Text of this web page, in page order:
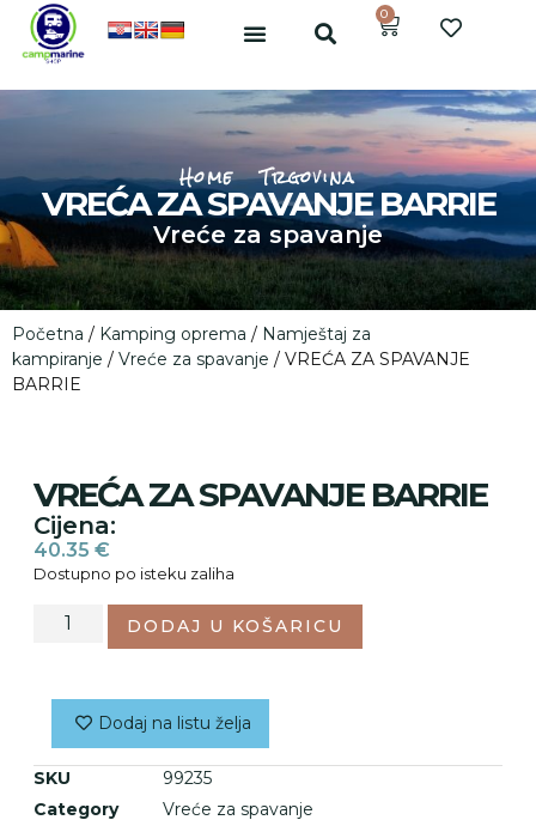
0
Home Trgovina
VREĆA ZA SPAVANJE BARRIE
Vreće za spavanje
Početna / Kamping oprema / Namještaj za
kampiranje / Vreće za spavanje / VREĆA ZA SPAVANJE
BARRIE
VREĆA ZA SPAVANJE BARRIE
Cijena:
40.35 €
Dostupno po isteku zaliha
DODAJ U KOŠARICU
Dodaj na listu želja
SKU
99235
Category
Vreće za spavanje